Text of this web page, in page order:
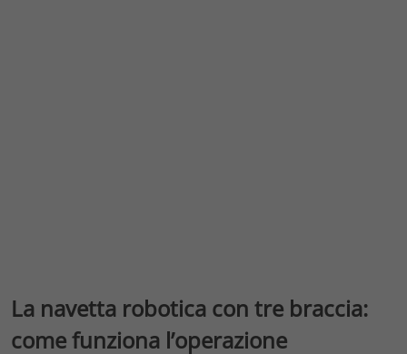
La navetta robotica con tre braccia:
come funziona l’operazione